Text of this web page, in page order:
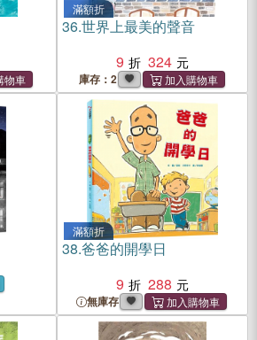
滿額折
36.世界上最美的聲音
9
324
庫存：2
滿額折
38.爸爸的開學日
9
288
無庫存